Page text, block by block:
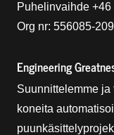
Puhelinvaihde
Org nr: 556085-
Engineering
Suunnittelemme
koneita